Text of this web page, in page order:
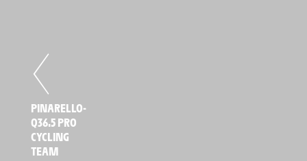
PINARELLO-
Q36.5 PRO
CYCLING
TEAM